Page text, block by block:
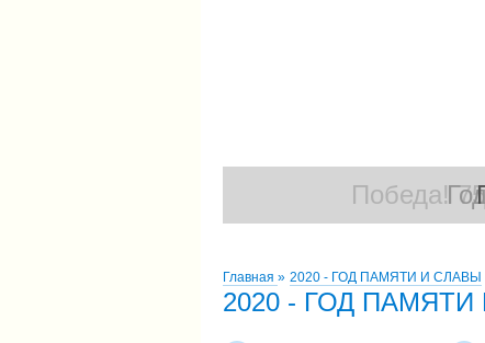
Победа!
Главная » 2020 - ГОД ПАМЯТИ И СЛАВЫ
2020 - ГОД